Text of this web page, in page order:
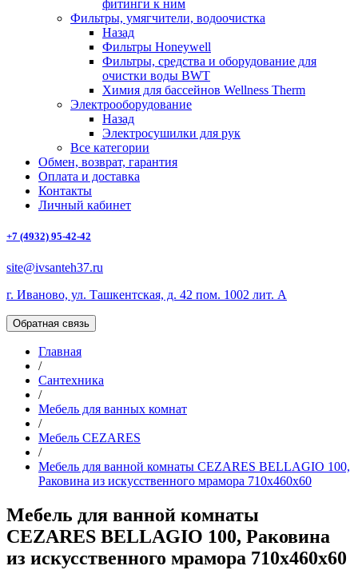
фитинги к ним
Фильтры, умягчители, водоочистка
Назад
Фильтры Honeywell
Фильтры, средства и оборудование для
очистки воды BWT
Химия для бассейнов Wellness Therm
Электрооборудование
Назад
Электросушилки для рук
Все категории
Обмен, возврат, гарантия
Оплата и доставка
Контакты
Личный кабинет
+7 (4932) 95-42-42
site@ivsanteh37.ru
г. Иваново, ул. Ташкентская, д. 42 пом. 1002 лит. А
Обратная связь
Главная
/
Сантехника
/
Мебель для ванных комнат
/
Мебель CEZARES
/
Мебель для ванной комнаты CEZARES BELLAGIO 100,
Раковина из искусственного мрамора 710x460x60
Мебель для ванной комнаты
CEZARES BELLAGIO 100, Раковина
из искусственного мрамора 710x460x60